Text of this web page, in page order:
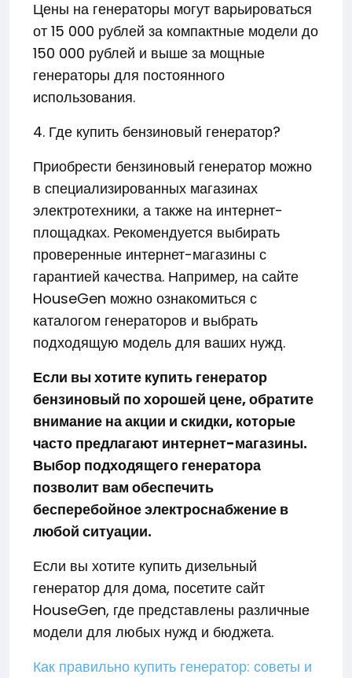
Цены на генераторы могут варьироваться
от 15 000 рублей за компактные модели до
150 000 рублей и выше за мощные
генераторы для постоянного
использования.
4. Где купить бензиновый генератор?
Приобрести бензиновый генератор можно
в специализированных магазинах
электротехники, а также на интернет-
площадках. Рекомендуется выбирать
проверенные интернет-магазины с
гарантией качества. Например, на сайте
HouseGen можно ознакомиться с
каталогом генераторов и выбрать
подходящую модель для ваших нужд.
Если вы хотите купить генератор
бензиновый по хорошей цене, обратите
внимание на акции и скидки, которые
часто предлагают интернет-магазины.
Выбор подходящего генератора
позволит вам обеспечить
бесперебойное электроснабжение в
любой ситуации.
Если вы хотите купить дизельный
генератор для дома, посетите сайт
HouseGen, где представлены различные
модели для любых нужд и бюджета.
Как правильно купить генератор: советы и